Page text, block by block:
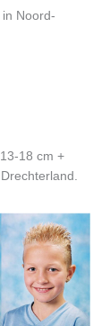
in Noord-
18 cm +